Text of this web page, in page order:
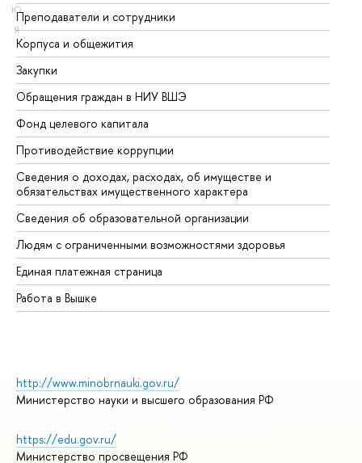
Ю
Я
Преподаватели и сотрудники
Корпуса и общежития
Закупки
Обращения граждан в НИУ ВШЭ
Фонд целевого капитала
Противодействие коррупции
Сведения о доходах, расходах, об имуществе и
обязательствах имущественного характера
Сведения об образовательной организации
Людям с ограниченными возможностями здоровья
Единая платежная страница
Работа в Вышке
http://www.minobrnauki.gov.ru/
Министерство науки и высшего образования РФ
https://edu.gov.ru/
Министерство просвещения РФ